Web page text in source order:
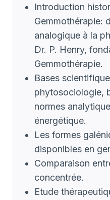
Introduction
Gemmothérapie:
analogique à la
Dr. P. Henry,
Gemmothérapie.
Bases
phytosociologie,
normes
énergétique.
Les formes
disponibles en
Comparaison
concentrée.
Etude